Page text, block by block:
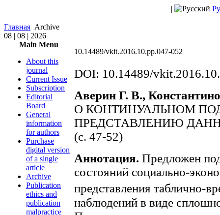
|
Главная Archive
08 | 08 | 2026
Main Menu
About this
journal
Current Issue
Subscription
Editorial
Board
General
information
for authors
Purchase
digital version
of a single
article
Archive
Publication
ethics and
publication
malpractice
10.14489/vkit.2016.10.pp.047-052
DOI: 10.14489/
Аверин Г. В.,
О КОНТИНУАЛЬНОМ
ПРЕДСТАВЛЕНИЮ
(c. 47-52)
Аннотация. Предложен
состояний социально-
представления таблично-
наблюдений в виде